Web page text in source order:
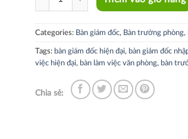
Categories: Bàn giám đốc, Bàn trưởng phòng,
Tags: bàn giám đốc hiện đại, bàn giám đốc
việc hiện đại, bàn làm việc văn phòng, bàn
Chia sẻ: